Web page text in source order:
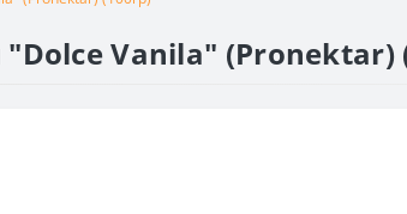
Vanila" (Pronektar)